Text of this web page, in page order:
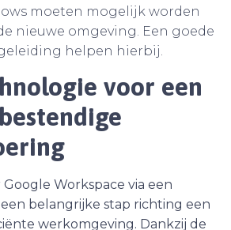
moeten mogelijk worden
nieuwe omgeving. Een goede
helpen hierbij.
voor een
Workspace via een
belangrijke stap richting een
werkomgeving. Dankzij de